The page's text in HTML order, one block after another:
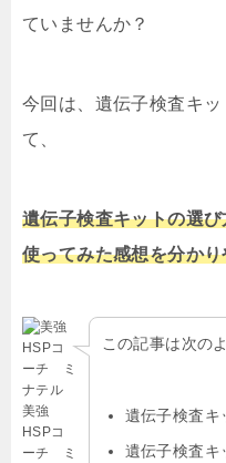
ていませんか？
今回は、遺伝子検査キ
て、
遺伝子検査キットの選
使ってみた感想を分か
美強
HSPコ
ーチ ミ
この記事は次の
遺伝子検査キ
遺伝子検査キ